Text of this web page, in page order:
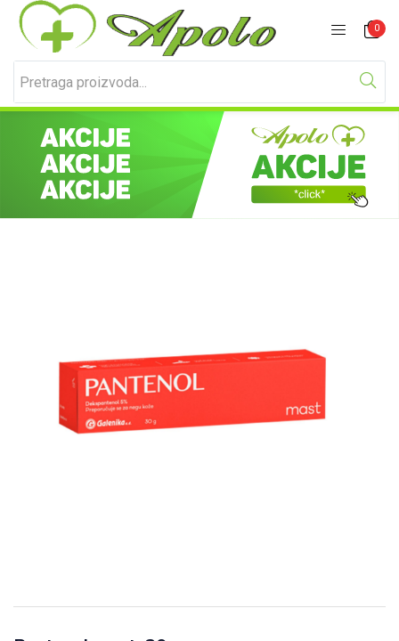
0
Prijavite se Registracija
Unesite svoje korisničko ime i lozinku za prijavu.